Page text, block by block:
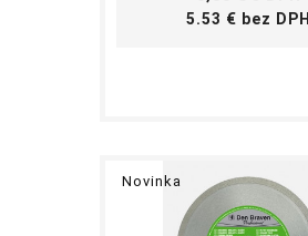
5.53 € bez DPH
Novinka